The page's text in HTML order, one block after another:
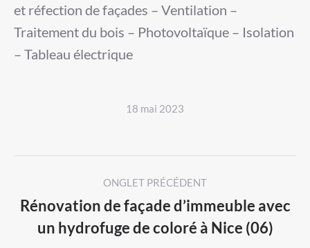
et réfection de façades – Ventilation –
Traitement du bois – Photovoltaïque – Isolation
– Tableau électrique
18 mai 2023
navigation
ONGLET PRÉCÉDENT
Previous
post:
Rénovation de façade d’immeuble avec
un hydrofuge de coloré à Nice (06)